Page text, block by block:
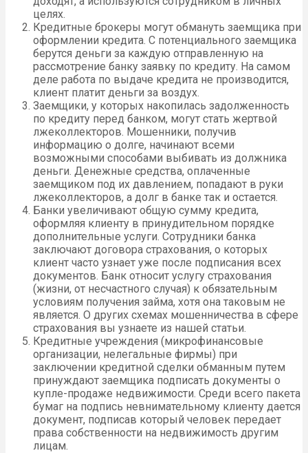
целях.
Кредитные брокеры могут обмануть заемщика при
оформлении кредита. С потенциального заемщика
берутся деньги за каждую отправленную на
рассмотрение банку заявку по кредиту. На самом
деле работа по выдаче кредита не производится,
клиент платит деньги за воздух.
Заемщики, у которых накопилась задолженность
по кредиту перед банком, могут стать жертвой
лжеколлекторов. Мошенники, получив
информацию о долге, начинают всеми
возможными способами выбивать из должника
деньги. Денежные средства, оплаченные
заемщиком под их давлением, попадают в руки
лжеколлекторов, а долг в банке так и остается.
Банки увеличивают общую сумму кредита,
оформляя клиенту в принудительном порядке
дополнительные услуги. Сотрудники банка
заключают договора страхования, о которых
клиент часто узнает уже после подписания всех
документов. Банк относит услугу страхования
(жизни, от несчастного случая) к обязательным
условиям получения займа, хотя она таковым не
является. О других схемах мошенничества в сфере
страхования вы узнаете из нашей статьи.
Кредитные учреждения (микрофинансовые
организации, нелегальные фирмы) при
заключении кредитной сделки обманным путем
принуждают заемщика подписать документы о
купле-продаже недвижимости. Среди всего пакета
бумаг на подпись невнимательному клиенту дается
документ, подписав который человек передает
права собственности на недвижимость другим
лицам.